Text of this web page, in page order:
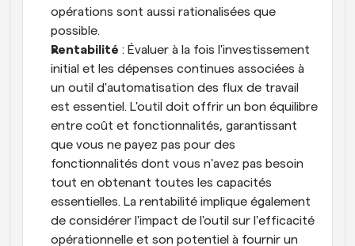
opérations sont aussi rationalisées que
possible.
Rentabilité : Évaluer à la fois l'investissement
initial et les dépenses continues associées à
un outil d'automatisation des flux de travail
est essentiel. L'outil doit offrir un bon équilibre
entre coût et fonctionnalités, garantissant
que vous ne payez pas pour des
fonctionnalités dont vous n'avez pas besoin
tout en obtenant toutes les capacités
essentielles. La rentabilité implique également
de considérer l'impact de l'outil sur l'efficacité
opérationnelle et son potentiel à fournir un